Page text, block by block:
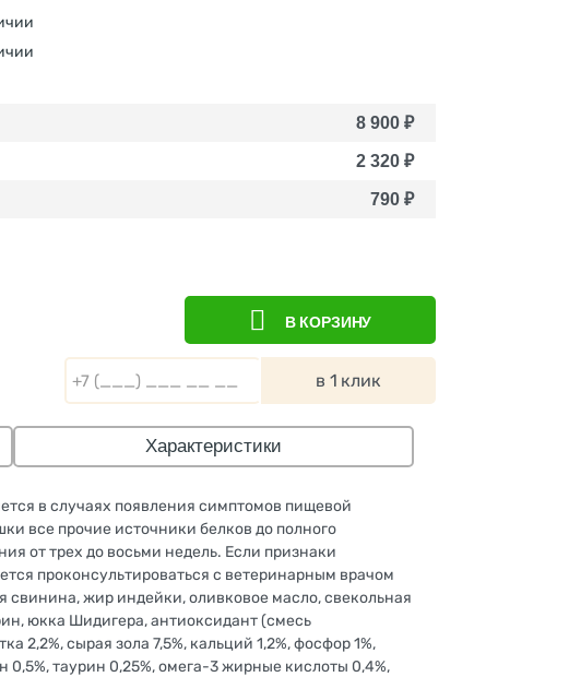
8 900 ₽
2 320 ₽
790 ₽
В КОРЗИНУ
в 1 клик
Характеристики
в случаях появления симптомов пищевой
все прочие источники белков до полного
от трех до восьми недель. Если признаки
проконсультироваться с ветеринарным врачом
свинина, жир индейки, оливковое масло, свекольная
юкка Шидигера, антиоксидант (смесь
2,2%, сырая зола 7,5%, кальций 1,2%, фосфор 1%,
0,5%, таурин 0,25%, омега-3 жирные кислоты 0,4%,